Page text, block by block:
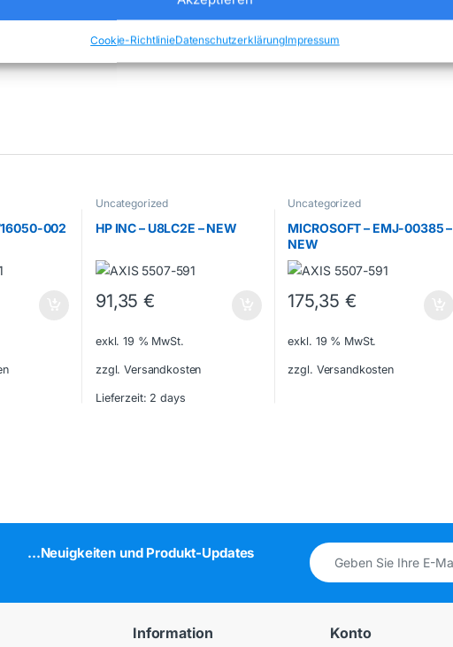
Cookie-RichtlinieDatenschutzerklärungImpressum
Uncategorized Marke:
002
Uncategorized
HP INC – U8LC2E – NEW
91,35€
exkl. 19 % MwSt.
zzgl. Versandkosten
Lieferzeit: 2 days
Uncategorized
MICROSOFT – EMJ-00385 –
NEW
175,35 €
exkl. 19 % MwSt.
zzgl. Versandkosten
...Neuigkeiten und Produkt-Updates
Information Konto